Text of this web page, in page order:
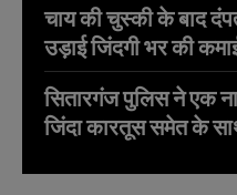
चाय की चुस्की के बाद
उड़ाई जिंदगी भर की
सितारगंज पुलिस ने एक
जिंदा कारतूस समेत के